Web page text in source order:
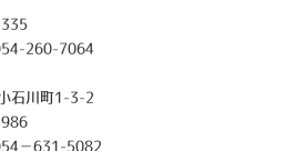
260-7064
石川町1-3-2
－631-5082